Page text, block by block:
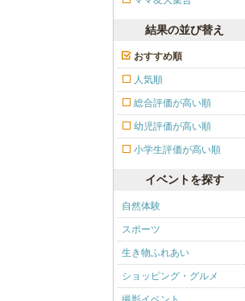
結果の並び替え
おすすめ順
人気順
総合評価が高い順
幼児評価が高い順
小学生評価が高い順
イベントを探す
自然体験
スポーツ
生き物ふれあい
ショッピング・グルメ